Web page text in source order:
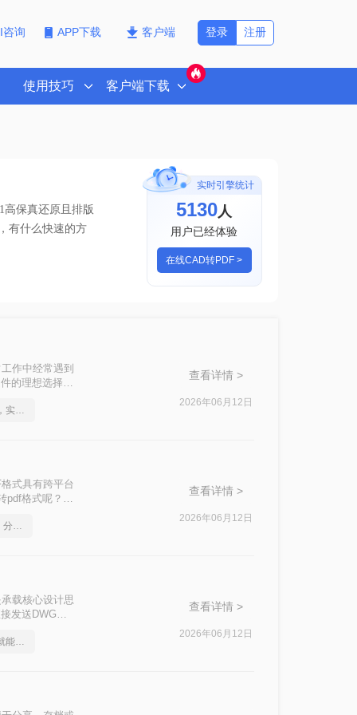
咨询 APP下载 客户端 注册
登录
使用技巧 客户端下载
高保真还原且排版
有什么快速的方
实时引擎统计
5132人
用户已经体验
在线CAD转PDF >
作中经常遇到
的理想选择。
如何将cad转成pdf格式，实用的方法来了
查看详情 >
2026年06月12日
式具有跨平台
pdf格式呢？本
如何将cad转成pdf格式，分享一种简单的方法
查看详情 >
2026年06月12日
载核心设计思
发送DWG、
cad如何转成pdf，一招就能轻松搞定
查看详情 >
2026年06月12日